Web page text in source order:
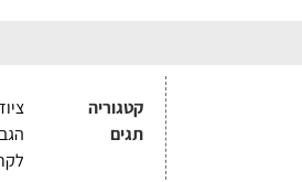
קטגוריה
תגים